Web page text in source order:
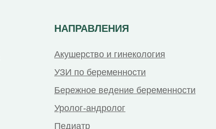
НАПРАВЛЕНИЯ
Акушерство и гинекология
Бережное ведение беременности
УЗИ по беременности
Уролог-андролог
Педиатр